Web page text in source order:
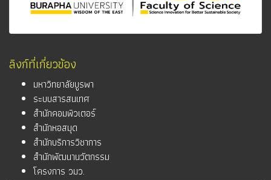
ลิงก์ที่เกี่ยวข้อง
มหาวิทยาลัยบูรพา
ระบบสารสนเทศ
สำนักคอมพิวเตอร์
สำนักหอสมุด
สำนักบริการวิชาการ
สำนักพัฒนานวัตกรรม
โครงการ วมว.